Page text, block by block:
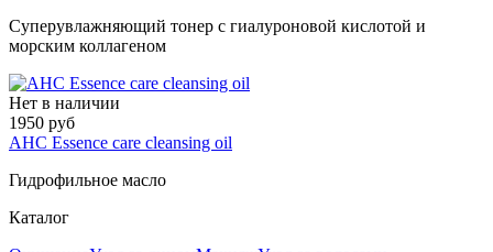
Суперувлажняющий тонер с гиалуроновой кислотой и
морским коллагеном
Нет в наличии
1950 руб
AHC Essence care cleansing oil
Гидрофильное масло
Каталог